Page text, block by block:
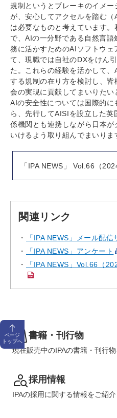
規制というとブレーキのイメ
が、安心してアクセルを踏む
は必要なものと考えています
で、AIの一分野である自然言
務に活かすためのAIソフトウェ
て、現職では自社のDXをけん
た。これらの経験を活かして
する規制の在り方を検討し、
会の実現に貢献してまいりたい
AIの安全性については国際的
ら、先行してAISIを設立した
係機関とも連携しながら日本
いけるよう取り組んでまいりま
「IPA NEWS」 Vol.66（
関連リンク
「IPA NEWS」メール配
「IPA NEWS」アンケート
「IPA NEWS」Vol.66（
ページ
トップへ
書籍・刊行物
現在販売中のIPAの書籍・刊行物
採用情報
IPAの採用に関する情報をご紹介